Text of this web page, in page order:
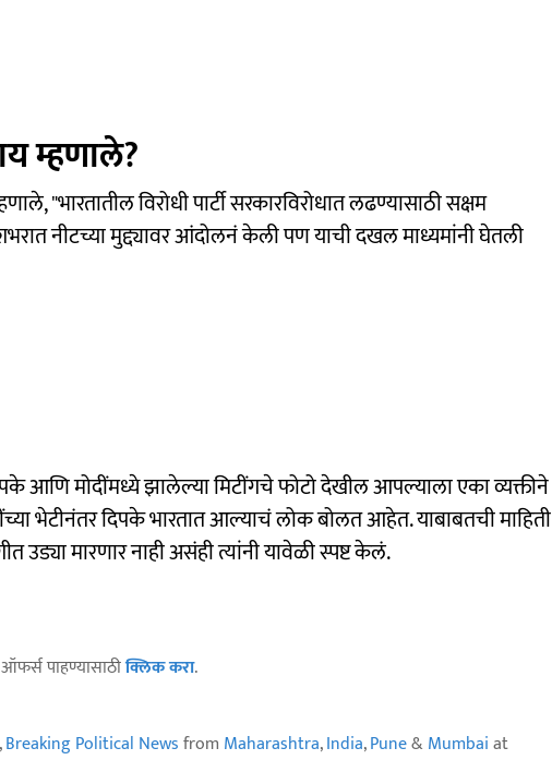
म्हणाले?
"भारतातील विरोधी पार्टी सरकारविरोधात लढण्यासाठी सक्षम
नीटच्या मुद्द्यावर आंदोलनं केली पण याची दखल माध्यमांनी घेतली
आणि मोदींमध्ये झालेल्या मिटींगचे फोटो देखील आपल्याला एका व्यक्तीने
भेटीनंतर दिपके भारतात आल्याचं लोक बोलत आहेत. याबाबतची माहिती
उड्या मारणार नाही असंही त्यांनी यावेळी स्पष्ट केलं.
ऑफर्स पाहण्यासाठीक्लिक करा.
,Breaking Political Newsfrom Maharashtra,India,Pune& Mumbaiat